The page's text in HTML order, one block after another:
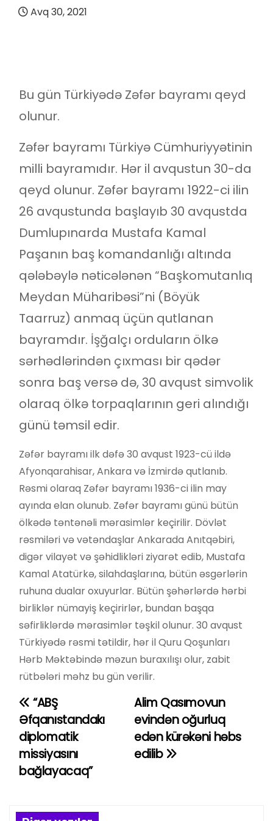
Avq 30, 2021
Bu gün Türkiyədə Zəfər bayramı qeyd
olunur.
Zəfər bayramı Türkiyə Cümhuriyyətinin
milli bayramıdır. Hər il avqustun 30-da
qeyd olunur. Zəfər bayramı 1922-ci ilin
26 avqustunda başlayıb 30 avqustda
Dumlupınarda Mustafa Kamal
Paşanın baş komandanlığı altında
qələbəylə nəticələnən “Başkomutanlıq
Meydan Müharibəsi”ni (Böyük
Taarruz) anmaq üçün qutlanan
bayramdır. İşğalçı orduların ölkə
sərhədlərindən çıxması bir qədər
sonra baş versə də, 30 avqust simvolik
olaraq ölkə torpaqlarının geri alındığı
günü təmsil edir.
Zəfər bayramı ilk dəfə 30 avqust 1923-cü ildə
Afyonqarahisar, Ankara və İzmirdə qutlanıb.
Rəsmi olaraq Zəfər bayramı 1936-ci ilin may
ayında elan olunub. Zəfər bayramı günü bütün
ölkədə təntənəli mərasimlər keçirilir. Dövlət
rəsmiləri və vətəndaşlar Ankarada Anıtqəbiri,
digər vilayət və şəhidlikləri ziyarət edib, Mustafa
Kamal Atatürkə, silahdaşlarına, bütün əsgərlərin
ruhuna dualar oxuyurlar. Bütün şəhərlərdə hərbi
birliklər nümayiş keçirirlər, bundan başqa
səfirliklərdə mərasimlər təşkil olunur. 30 avqust
Türkiyədə rəsmi tətildir, hər il Quru Qoşunları
Hərb Məktəbində məzun buraxılışı olur, zabit
rütbələri məhz bu gün verilir.
Y
a
z
n
Alim Qasımovun
evindən oğurluq
edən kürəkəni həbs
edilib
“ABŞ
Əfqanıstandakı
diplomatik
missiyasını
bağlayacaq”